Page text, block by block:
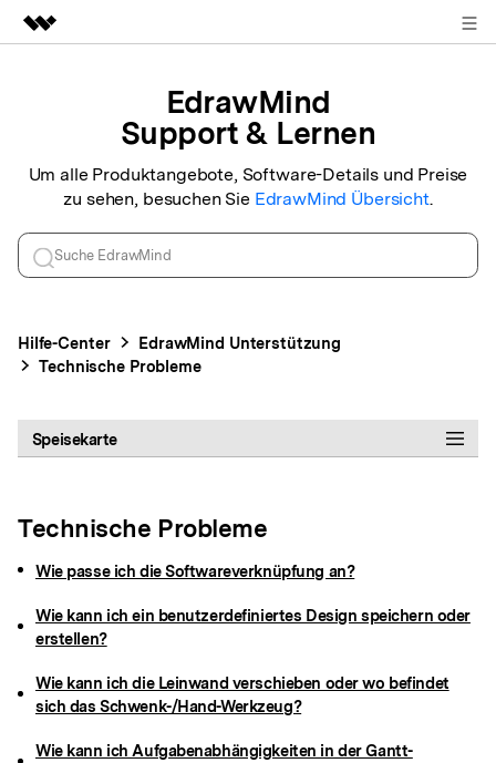
KI-gestützte digitale Kreativität
Dienstprogramme
Überblick
Lösungen
Über uns
Presseraum
Support
Suchen
EdrawMind
Support & Lernen
Um alle Produktangebote, Software-Details und Preise
zu sehen, besuchen Sie EdrawMind Übersicht.
Hilfe-Center EdrawMind Unterstützung
Technische Probleme
Speisekarte
Technische Probleme
Wie passe ich die Softwareverknüpfung an?
Wie kann ich ein benutzerdefiniertes Design speichern oder
erstellen?
Wie kann ich die Leinwand verschieben oder wo befindet
sich das Schwenk-/Hand-Werkzeug?
Wie kann ich Aufgabenabhängigkeiten in der Gantt-